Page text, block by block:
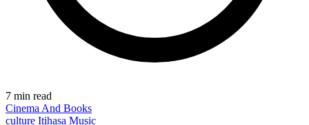
7 min read
Cinema And Books
culture Itihasa Music